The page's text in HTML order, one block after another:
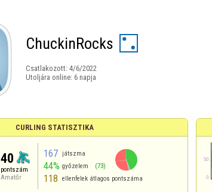
ChuckinRocks
Csatlakozott: 4/6/2022
Utoljára online: 6 napja
CURLING STATISZTIKA
40
pontszám
Amatőr
167 játszma
44% győzelem (73)
118 ellenfelek átlagos pontszáma